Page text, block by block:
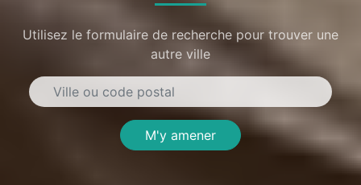
Utilisez le formulaire de recherche pour trouver une
autre ville
M'y amener